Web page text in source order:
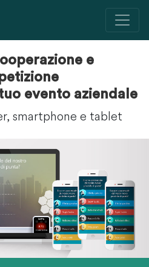
e
evento aziendale
smartphone e tablet